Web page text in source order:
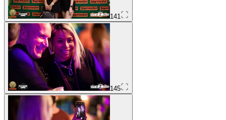
141
145